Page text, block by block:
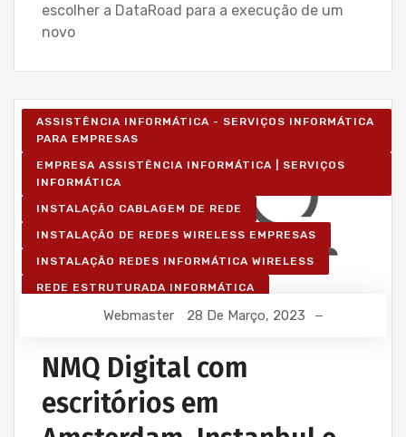
escolher a DataRoad para a execução de um
novo
ASSISTÊNCIA INFORMÁTICA - SERVIÇOS INFORMÁTICA
PARA EMPRESAS
EMPRESA ASSISTÊNCIA INFORMÁTICA | SERVIÇOS
INFORMÁTICA
INSTALAÇÃO CABLAGEM DE REDE
INSTALAÇÃO DE REDES WIRELESS EMPRESAS
INSTALAÇÃO REDES INFORMÁTICA WIRELESS
REDE ESTRUTURADA INFORMÁTICA
Webmaster 28 De Março, 2023
NMQ Digital com
escritórios em